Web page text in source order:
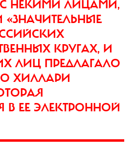
С НЕКИМИ ЛИЦАМИ,
КРУГАХ, И
ЛИЦ ПРЕДЛАГАЛО
О ХИЛЛАРИ
В ЕЕ ЭЛЕКТРОННОЙ